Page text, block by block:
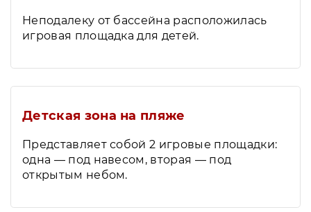
Неподалеку от бассейна расположилась
игровая площадка для детей.
Детская зона на пляже
Представляет собой 2 игровые площадки:
одна — под навесом, вторая — под
открытым небом.